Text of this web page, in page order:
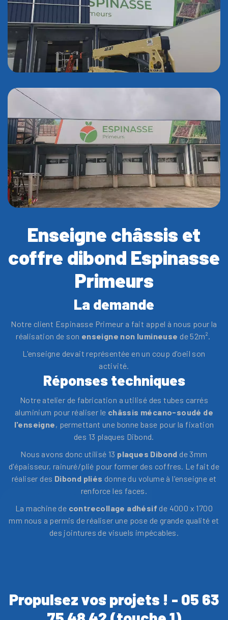
Enseigne châssis et
coffre dibond Espinasse
Primeurs
La demande
Notre client Espinasse Primeur a fait appel à nous pour la
réalisation de son enseigne non lumineuse de 52m².
L'enseigne devait représentée en un coup d'oeil son
activité.
Réponses techniques
Notre atelier de fabrication a utilisé des tubes carrés
aluminium pour réaliser le châssis mécano-soudé de
l'enseigne, permettant une bonne base pour la fixation
des 13 plaques Dibond.
Nous avons donc utilisé 13 plaques Dibond de 3mm
d'épaisseur, rainuré/plié pour former des coffres. Le fait de
réaliser des Dibond pliés donne du volume à l'enseigne et
renforce les faces.
La machine de contrecollage adhésif de 4000 x 1700
mm nous a permis de réaliser une pose de grande qualité et
des jointures de visuels impécables.
Propulsez vos projets ! - 05 63